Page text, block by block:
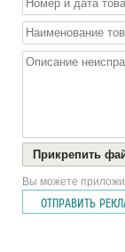
Прикрепить
Вы можете
ОТПРАВИТЬ